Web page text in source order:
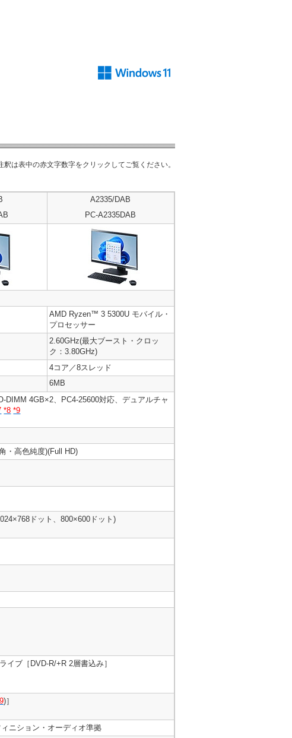
釈は表中の赤文字数字をクリックしてご覧ください。
A2335/DAB
PC-A2335DAB
AMD Ryzen™ 3 5300U モバイル・
プロセッサー
2.60GHz(最大ブースト・クロッ
ク：3.80GHz)
4コア／8スレッド
6MB
DIMM 4GB×2、PC4-25600対応、デュアルチャ
*8 *9
・高色純度)(Full HD)
ドット、800×600ドット)
イブ［DVD-R/+R 2層書込み］
)］
ニション・オーディオ準拠